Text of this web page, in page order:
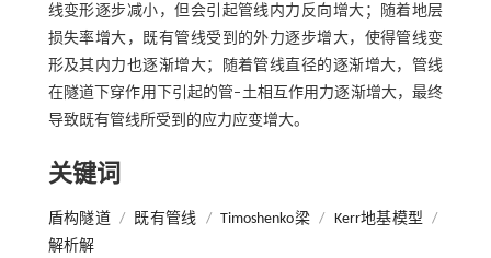
线变形逐步减小，但会引起管线内力反向增大；随着地层
损失率增大，既有管线受到的外力逐步增大，使得管线变
形及其内力也逐渐增大；随着管线直径的逐渐增大，管线
在隧道下穿作用下引起的管–土相互作用力逐渐增大，最终
导致既有管线所受到的应力应变增大。
关键词
盾构隧道 / 既有管线 / Timoshenko梁 / Kerr地基模型
/
解析解